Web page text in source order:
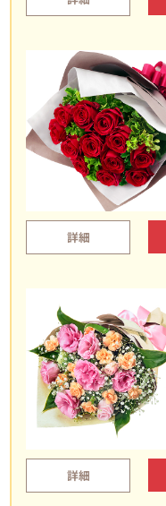
詳細
詳細